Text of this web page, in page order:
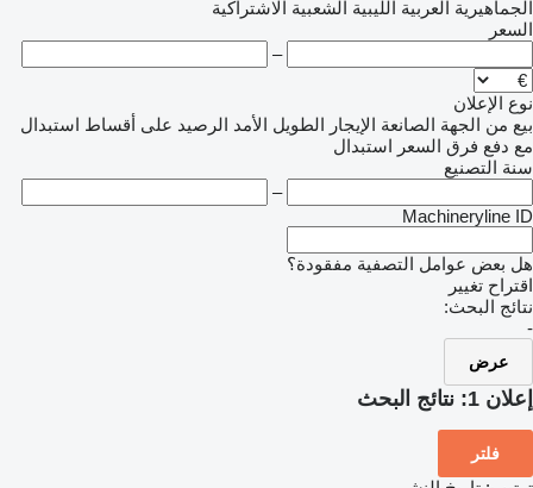
العربية الليبية الشعبية الاشتراكية
الإعلان
من الجهة الصانعة الإيجار الطويل الأمد الرصيد على أقساط استبدال
دفع فرق السعر استبدال
التصنيع
Machineryline
بعض عوامل التصفية مفقودة؟
تغيير
البحث:
عرض
1: نتائج البحث
فلتر